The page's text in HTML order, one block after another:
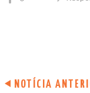
NOTÍCIA